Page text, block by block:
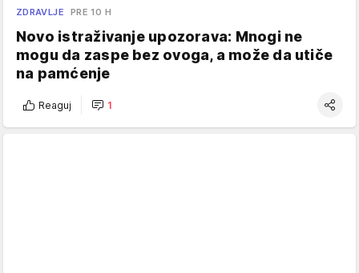
ZDRAVLJE PRE 10 H
Novo istraživanje upozorava: Mnogi ne
mogu da zaspe bez ovoga, a može da utiče
na pamćenje
Reaguj 1